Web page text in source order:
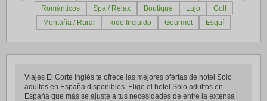
Románticos
Spa / Relax Boutique Lujo
Golf
Montaña / Rural
Todo Incluido Gourmet Esquí
Viajes El Corte Inglés te ofrece las mejores ofertas de hotel Solo
adultos en España disponibles. Elige el hotel Solo adultos en
España que más se ajuste a tus necesidades de entre la extensa